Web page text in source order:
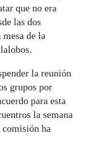
que no era
las dos
mesa de la
la reunión
grupos por
para esta
la semana
comisión ha